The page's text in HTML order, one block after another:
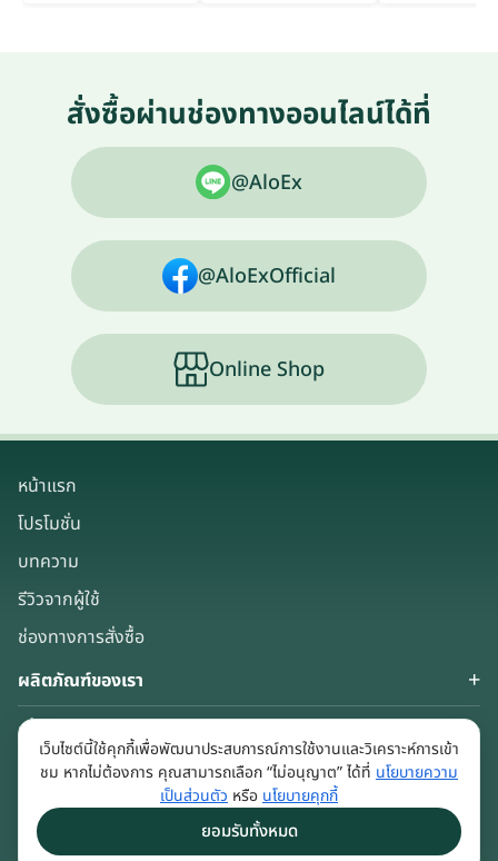
สั่งซื้อผ่านช่องทางออนไลน์ได้ที่
@AloEx
@AloExOfficial
Online Shop
หน้าแรก
โปรโมชั่น
บทความ
รีวิวจากผู้ใช้
ช่องทางการสั่งซื้อ
ผลิตภัณฑ์ของเรา
เกี่ยวกับเรา
Keep in touch
เว็บไซต์นี้ใช้คุกกี้เพื่อพัฒนาประสบการณ์การใช้งานและวิเคราะห์การเข้า
ชม หากไม่ต้องการ คุณสามารถเลือก “ไม่อนุญาต” ได้ที่ นโยบายความ
เป็นส่วนตัว หรือ นโยบายคุกกี้
ยอมรับทั้งหมด